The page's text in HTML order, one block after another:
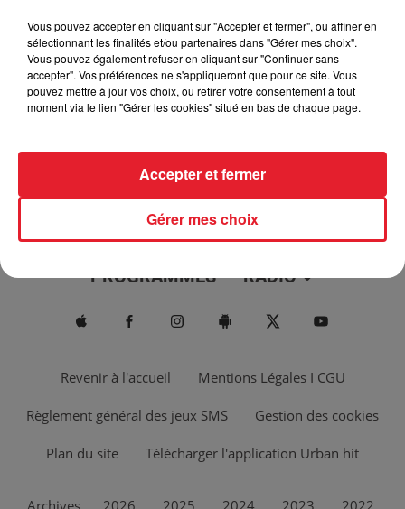
ACTUS MUSIQUES
PROGRAMMES RADIO
Revenir à l'accueil Mentions Légales I CGU
Règlement général des jeux SMS Gestion des cookies
Plan du site Télécharger l'application Urban hit
Archives 2026 2025 2024 2023 2022
Vous pouvez accepter en cliquant sur "Accepter et fermer", ou affiner en
sélectionnant les finalités et/ou partenaires dans "Gérer mes choix".
Vous pouvez également refuser en cliquant sur "Continuer sans
accepter". Vos préférences ne s'appliqueront que pour ce site. Vous
pouvez mettre à jour vos choix, ou retirer votre consentement à tout
moment via le lien "Gérer les cookies" situé en bas de chaque page.
Gérer mes choix
Accepter et fermer